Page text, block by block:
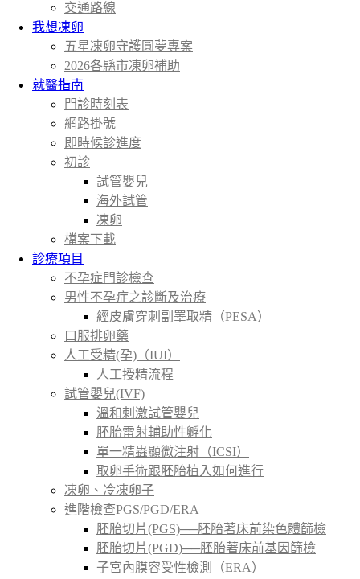
交通路線
我想凍卵
五星凍卵守護圓夢專案
2026各縣市凍卵補助
就醫指南
門診時刻表
網路掛號
即時候診進度
初診
試管嬰兒
海外試管
凍卵
檔案下載
診療項目
不孕症門診檢查
男性不孕症之診斷及治療
經皮膚穿刺副睪取精（PESA）
口服排卵藥
人工受精(孕)（IUI）
人工授精流程
試管嬰兒(IVF)
溫和刺激試管嬰兒
胚胎雷射輔助性孵化
單一精蟲顯微注射（ICSI）
取卵手術跟胚胎植入如何進行
凍卵、冷凍卵子
進階檢查PGS/PGD/ERA
胚胎切片(PGS)──胚胎著床前染色體篩檢
胚胎切片(PGD)──胚胎著床前基因篩檢
子宮內膜容受性檢測（ERA）